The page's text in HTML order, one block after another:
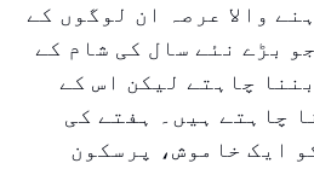
والا عرصہ ان لوگوں کے
بڑے نئے سال کی شام کے
چاہتے لیکن اس کے
چاہتے ہیں۔ ہفتے کی
ایک خاموش، پرسکون